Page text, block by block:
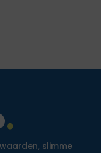
slimme